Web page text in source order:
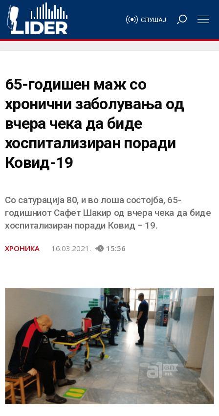
СЛУШАЈ
65-годишен маж со
хронични заболувања од
вчера чека да биде
хоспитализиран поради
Ковид-19
Со сатурација 80, и во лоша состојба, 65-
годишниот Сафет Шакир од вчера чека да биде
хоспитализиран поради Ковид – 19.
ХРОНИКА 16.03.2021. 15:56